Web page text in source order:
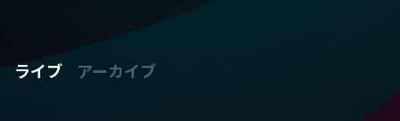
ライブ アーカイブ